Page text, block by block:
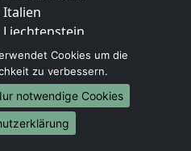
Italien
Luxemburg
Niederlande
Norwegen
Cookies um die
zu verbessern.
notwendige Cookies